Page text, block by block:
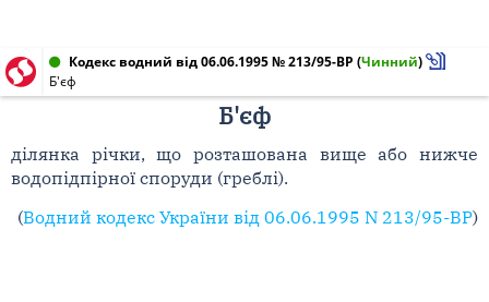
Кодекс водний від 06.06.1995 № 213/95-ВР (Чинний)
Б'єф